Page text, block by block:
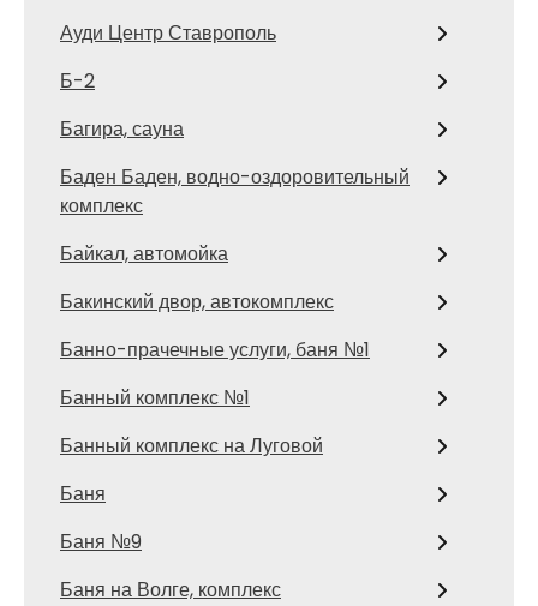
Ауди Центр Ставрополь
Б-2
Багира, сауна
Баден Баден, водно-оздоровительный
комплекс
Байкал, автомойка
Бакинский двор, автокомплекс
Банно-прачечные услуги, баня №1
Банный комплекс №1
Банный комплекс на Луговой
Баня
Баня №9
Баня на Волге, комплекс